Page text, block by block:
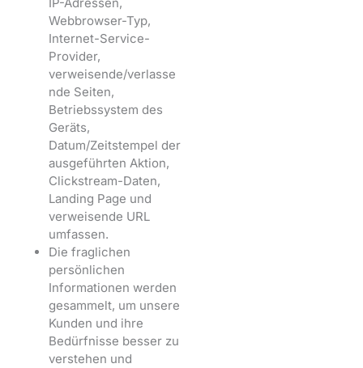
Webbrowser-Typ,
Internet-Service-
Provider,
verweisende/verlasse
nde Seiten,
Betriebssystem des
Geräts,
Datum/Zeitstempel der
ausgeführten Aktion,
Clickstream-Daten,
Landing Page und
verweisende URL
umfassen.
Die fraglichen
persönlichen
Informationen werden
gesammelt, um unsere
Kunden und ihre
Bedürfnisse besser zu
verstehen und